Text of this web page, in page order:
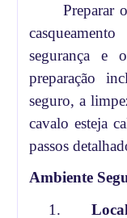
Preparar
segurança e
preparação
seguro, a
cavalo esteja
passos
Ambiente
1.